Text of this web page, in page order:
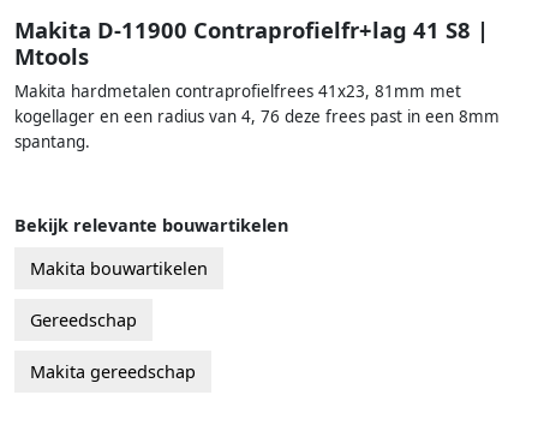
Makita D-11900 Contraprofielfr+lag 41 S8 |
Mtools
Makita hardmetalen contraprofielfrees 41x23, 81mm met
kogellager en een radius van 4, 76 deze frees past in een 8mm
spantang.
Bekijk relevante bouwartikelen
Makita bouwartikelen
Gereedschap
Makita gereedschap